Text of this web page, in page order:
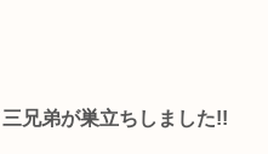
兄弟が巣立ちしました!!